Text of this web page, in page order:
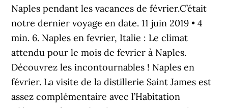
Naples pendant les vacances de février.C’était
notre dernier voyage en date. 11 juin 2019 • 4
min. 6. Naples en fevrier, Italie : Le climat
attendu pour le mois de fevrier à Naples.
Découvrez les incontournables ! Naples en
février. La visite de la distillerie Saint James est
assez complémentaire avec l’Habitation